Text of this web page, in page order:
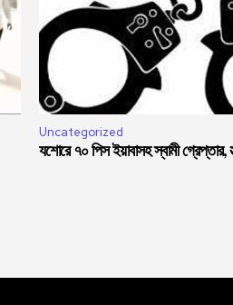
Uncategorized
যশোরে ৭০ পিস ইয়াবাসহ স্বামী গ্রেপ্তার,